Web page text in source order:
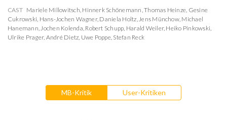
CAST Mariele Millowitsch, Hinnerk Schönemann,Thomas Heinze, Gesine
Cukrowski, Hans-Jochen Wagner, Daniela Holtz,Jens Münchow, Michael
Hanemann,Jochen Kolenda, Robert Schupp, Harald Weiler, Heiko Pinkowski,
Ulrike Prager, André Dietz, Uwe Poppe, Stefan Reck
MB-Kritik User-Kritiken